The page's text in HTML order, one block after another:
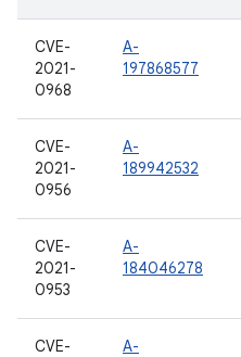
CVE-
2021-
0968
A-
197868577
CVE-
2021-
0956
A-
189942532
CVE-
2021-
0953
A-
184046278
CVE-
A-